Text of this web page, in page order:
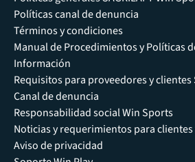
Políticas canal de denuncia
Términos y condiciones
Manual de Procedimientos y Políticas
Información
Requisitos para proveedores y clientes
Canal de denuncia
Responsabilidad social Win Sports
Noticias y requerimientos para
Aviso de privacidad